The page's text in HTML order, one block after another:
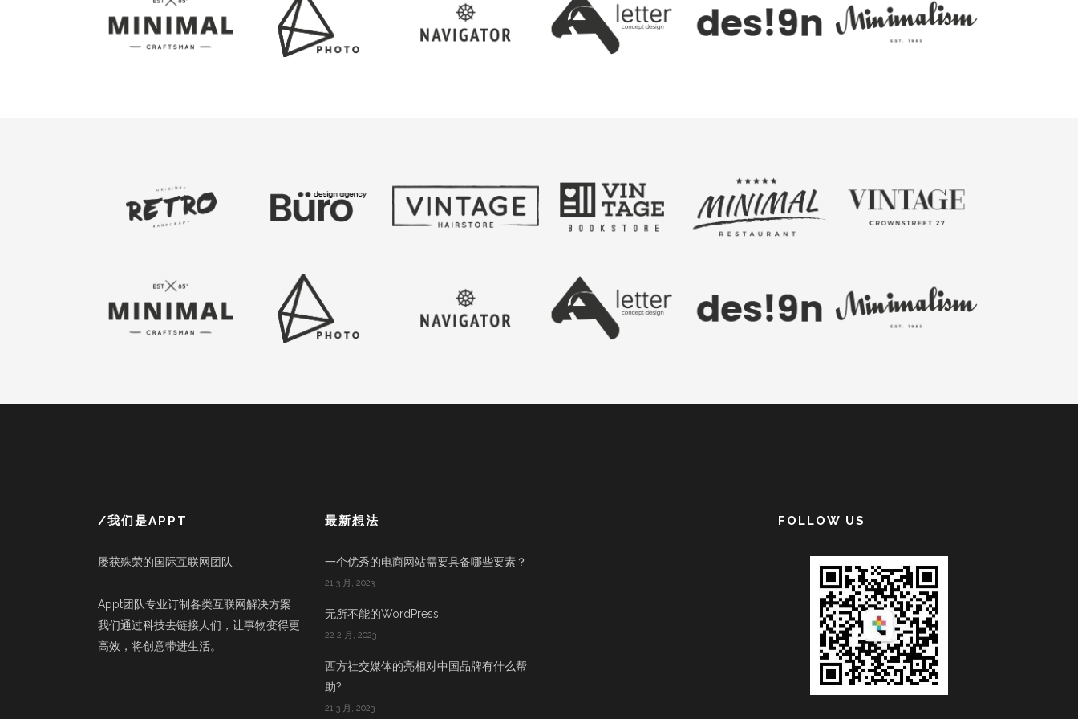
/我们是APPT
屡获殊荣的国际互联网团队
Appt团队专业订制各类互联网解决方案
我们通过科技去链接人们，让事物变得更
高效，将创意带进生活。
最新想法
一个优秀的电商网站需要具备哪些要素？
21 3 月, 2023
无所不能的WordPress
22 2 月, 2023
西方社交媒体的亮相对中国品牌有什么帮
助?
21 3 月, 2023
FOLLOW US